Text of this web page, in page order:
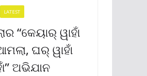
LATEST
“କେୟାର୍ ୱାହାଁ
ଘର୍ ୱାହାଁ
ଅଭିଯାନ